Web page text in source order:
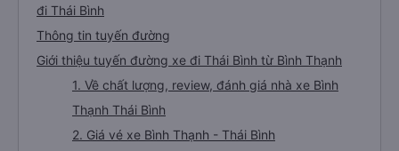
đi Thái Bình
Thông tin tuyến đường
Giới thiệu tuyến đường xe đi Thái Bình từ Bình Thạnh
1. Về chất lượng, review, đánh giá nhà xe Bình
Thạnh Thái Bình
2. Giá vé xe Bình Thạnh - Thái Bình